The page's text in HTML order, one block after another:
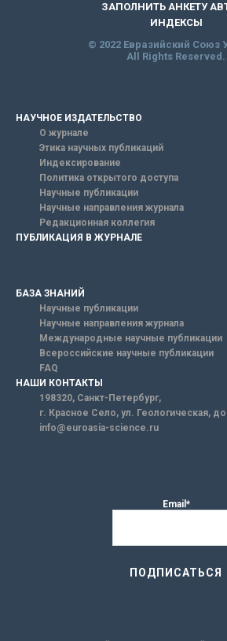
ЗАПОЛНИТЬ АНКЕТУ
ИНДЕКСЫ
© 2022 Евразийский Союз
All Rights Reserved.
НАУЧНОЕ ИЗДАТЕЛЬСТВО
О журнале
Этика научных публикаций
Индексирование
Политика открытого доступа
Научные публикации
Научные направления журнала
Редакционная коллегия
ПУБЛИКАЦИЯ В ЖУРНАЛЕ
БАЗА ЗНАНИЙ
Научные публикации
Научные направления журнала
Международные научные публикации
Всероссийские научные публикации
FAQ
НАШИ КОНТАКТЫ
198320, Санкт-Петербург,
г. Красное Село, ул. Геологическая,
info@euroasia-science.ru
Email*